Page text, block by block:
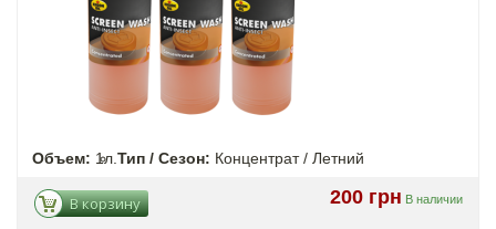
Объем: 1л. Тип / Сезон: Концентрат / Летний
200 грн В наличии
В корзину